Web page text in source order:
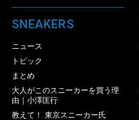
SNEAKERS
ニュース
トピック
まとめ
大人がこのスニーカーを買う理
由｜小澤匡行
教えて！ 東京スニーカー氏